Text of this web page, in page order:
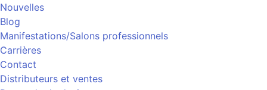
Nouvelles
Blog
Manifestations/Salons professionnels
Carrières
Contact
Distributeurs et ventes